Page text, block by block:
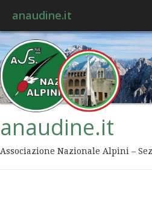
anaudine.it
anaudine.it
Associazione Nazionale Alpini –